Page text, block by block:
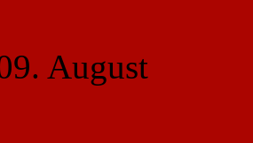
August